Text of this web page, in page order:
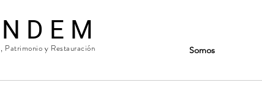
D E M
Patrimonio y Restauración Somos